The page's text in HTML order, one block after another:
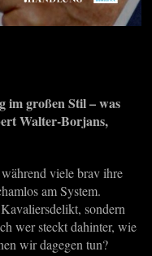
im großen Stil – was
Walter-Borjans,
viele brav ihre
am System.
sondern
wer steckt dahinter, wie
wir dagegen tun?